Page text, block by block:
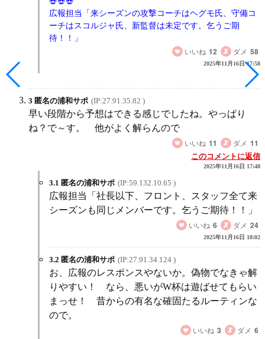
広報担当「来シーズンの攻撃コーチはヘグモ氏、守備コ
ーチはスコルジャ氏、新監督は未定です。乞うご期
待！！」
いいね 12 ダメ 58
2025年11月16日 17:58
3 匿名の浦和サポ (IP:27.91.35.82 )
早い段階から予想はできる感じでしたね。やっぱり
ね？で～す。 他がよく解らんので
いいね 11 ダメ 11
このコメントに返信
2025年11月16日 17:48
3.1 匿名の浦和サポ (IP:59.132.10.65 )
広報担当「社長以下、フロント、スタッフ全て来
シーズンも同じメンバーです。乞うご期待！！」
いいね 6 ダメ 24
2025年11月16日 18:02
3.2 匿名の浦和サポ (IP:27.91.34.124 )
お、広報のレスポンスやないか。偽物でなきゃ解
りやすい！ なら、悪いがW杯は遊ばせてもらい
まっせ！ 昔からの有名な確固たるルーティンな
ので。
いいね 3 ダメ 6